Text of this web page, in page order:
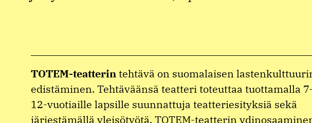
TOTEM-teatterintehtävä on suomalaisen
edistäminen. Tehtäväänsä teatteri toteuttaa tuottamalla
12-vuotiaille lapsille suunnattuja teatteriesityksiä sekä
järjestämällä yleisötyötä. TOTEM-teatterin